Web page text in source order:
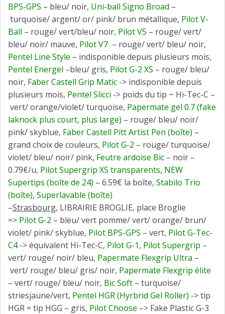
BPS-GPS – bleu/ noir, Uni-ball Signo Broad –
turquoise/ argent/ or/ pink/ brun métallique, Pilot V-
Ball – rouge/ vert/bleu/ noir, Pilot V5 – rouge/ vert/
bleu/ noir/ mauve, PilotV7 – rouge/ vert/ bleu/ noir,
Pentel Line Style – indisponible depuis plusieurs mois,
Pentel Energel –bleu/ gris, Pilot G-2 XS – rouge/ bleu/
noir, Faber Castell Grip Matic -> indisponible depuis
plusieurs mois, Pentel Slicci -> poids du tip ~ Hi-Tec-C –
vert/ orange/violet/ turquoise, Papermate gel 0.7 (fake
laknock plus court, plus large) – rouge/ bleu/ noir/
pink/ skyblue, Faber Castell PittArtist Pen (boîte) –
grand choix de couleurs, Pilot G-2 – rouge/ turquoise/
violet/ bleu/ noir/ pink, Feutre ardoise Bic – noir –
0.79€/u, Pilot Supergrip XS transparents, NEW
Supertips (boîte de 24) – 6.59€ la boîte, Stabilo Trio
(boîte), Superlavable (boîte)
–Strasbourg, LIBRAIRIE BROGLIE, place Broglie
=> Pilot G-2 – bleu/ vert pomme/ vert/ orange/ brun/
violet/ pink/ skyblue, Pilot BPS-GPS – vert, Pilot G-Tec-
C4-> équivalent Hi-Tec-C, Pilot G-1, Pilot Supergrip –
vert/ rouge/ noir/ bleu, Papermate Flexgrip Ultra –
vert/ rouge/ bleu/ gris/ noir, Papermate Flexgrip élite
– vert/ rouge/ bleu/ noir, Bic Soft – turquoise/
striesjaune/vert, Pentel HGR (Hyrbrid Gel Roller) -> tip
HGR = tip HGG – gris, Pilot Choose –> Fake Plastic G-3